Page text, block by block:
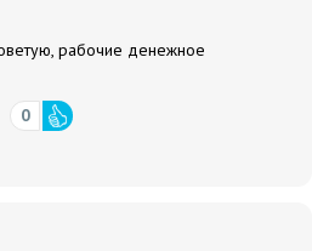
рабочие денежное
0